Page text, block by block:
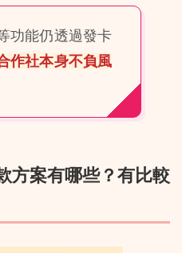
功能仍透過發卡
作社本身不負風
方案有哪些？有比較